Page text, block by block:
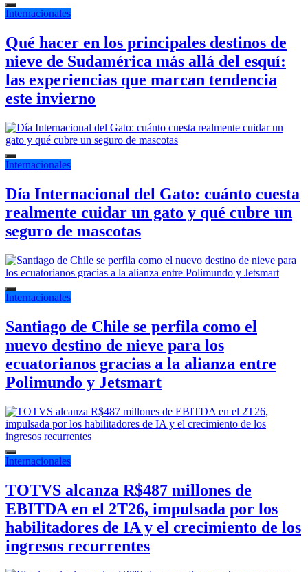
Internacionales
Qué hacer en los principales destinos de
nieve de Sudamérica más allá del esquí:
las experiencias que marcan tendencia
este invierno
Internacionales
Día Internacional del Gato: cuánto cuesta
realmente cuidar un gato y qué cubre un
seguro de mascotas
Internacionales
Santiago de Chile se perfila como el
nuevo destino de nieve para los
ecuatorianos gracias a la alianza entre
Polimundo y Jetsmart
Internacionales
TOTVS alcanza R$487 millones de
EBITDA en el 2T26, impulsada por los
habilitadores de IA y el crecimiento de los
ingresos recurrentes